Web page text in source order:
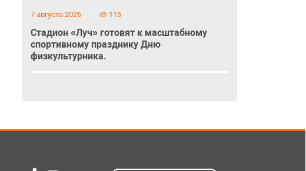
7 августа 2026 115
Стадион «Луч» готовят к масштабному
спортивному празднику Дню
физкультурника.